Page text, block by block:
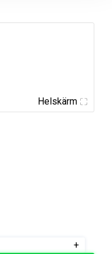
Helskärm
+